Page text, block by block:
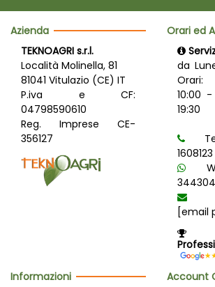
Azienda
TEKNOAGRI s.r.l.
Località Molinella, 81
81041 Vitulazio (CE) IT
P.iva e CF:
04798590610
Reg. Imprese CE-
356127
Orari ed
da
Orari:
10:00
19:30
1608123
[email
Informazioni Account